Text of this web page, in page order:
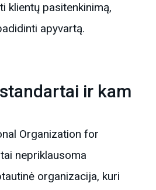
klientų pasitenkinimą,
apyvartą.
ir kam
Organization for
nepriklausoma
organizacija, kuri